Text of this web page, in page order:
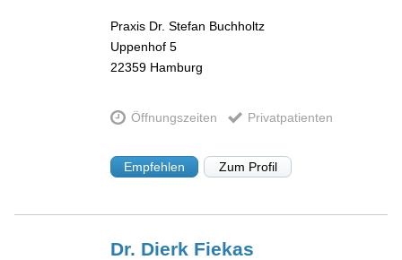
Praxis Dr. Stefan Buchholtz
Uppenhof 5
22359 Hamburg
Öffnungszeiten Privatpatienten
Empfehlen Zum Profil
Dr. Dierk Fiekas